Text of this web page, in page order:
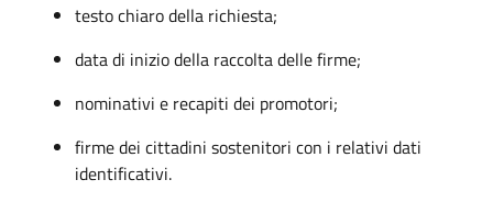
testo chiaro della richiesta;
data di inizio della raccolta delle firme;
nominativi e recapiti dei promotori;
firme dei cittadini sostenitori con i relativi dati
identificativi.